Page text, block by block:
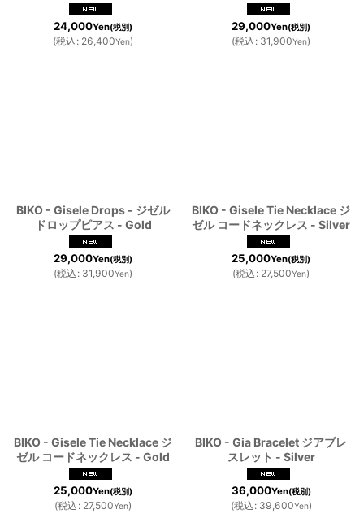
24,000Yen(税別)
(税込 : 26,400Yen)
29,000Yen(税別)
(税込 : 31,900Yen)
BIKO - Gisele Drops - ジゼル
ドロップピアス - Gold
29,000Yen(税別)
(税込 : 31,900Yen)
BIKO - Gisele Tie Necklace ジ
ゼル コードネックレス - Silver
25,000Yen(税別)
(税込 : 27,500Yen)
BIKO - Gisele Tie Necklace ジ
ゼル コードネックレス - Gold
25,000Yen(税別)
(税込 : 27,500Yen)
BIKO - Gia Bracelet ジアブレ
スレット - Silver
36,000Yen(税別)
(税込 : 39,600Yen)